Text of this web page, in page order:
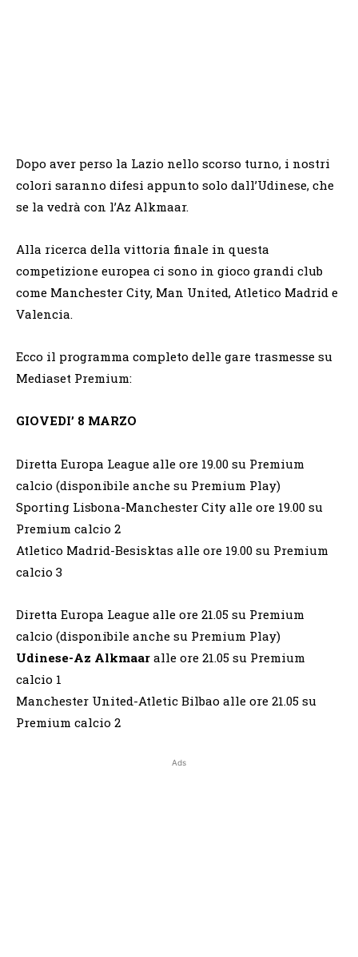
Dopo aver perso la Lazio nello scorso turno, i nostri
colori saranno difesi appunto solo dall’Udinese, che
se la vedrà con l’Az Alkmaar.
Alla ricerca della vittoria finale in questa
competizione europea ci sono in gioco grandi club
come Manchester City, Man United, Atletico Madrid e
Valencia.
Ecco il programma completo delle gare trasmesse su
Mediaset Premium:
GIOVEDI’ 8 MARZO
Diretta Europa League alle ore 19.00 su Premium
calcio (disponibile anche su Premium Play)
Sporting Lisbona-Manchester City alle ore 19.00 su
Premium calcio 2
Atletico Madrid-Besisktas alle ore 19.00 su Premium
calcio 3
Diretta Europa League alle ore 21.05 su Premium
calcio (disponibile anche su Premium Play)
Udinese-Az Alkmaar alle ore 21.05 su Premium
calcio 1
Manchester United-Atletic Bilbao alle ore 21.05 su
Premium calcio 2
Ads